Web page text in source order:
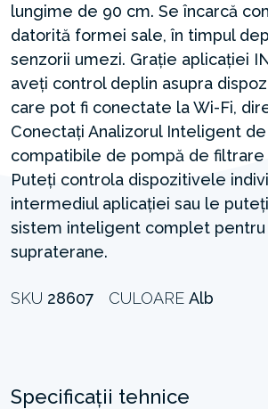
lungime de 90 cm. Se încarcă
datorită formei sale, în timpul
senzorii umezi. Grație aplicației
aveți control deplin asupra
care pot fi conectate la Wi-Fi,
Conectați Analizorul Inteligent
compatibile de pompă de filtrare
Puteți controla dispozitivele
intermediul aplicației sau le
sistem inteligent complet pentru
supraterane.
SKU 28607 CULOARE Alb
Specificații tehnice